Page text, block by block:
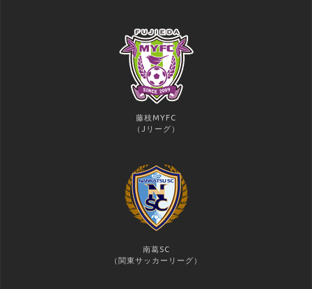
藤枝MYFC
（Jリーグ）
南葛SC
（関東サッカーリーグ）